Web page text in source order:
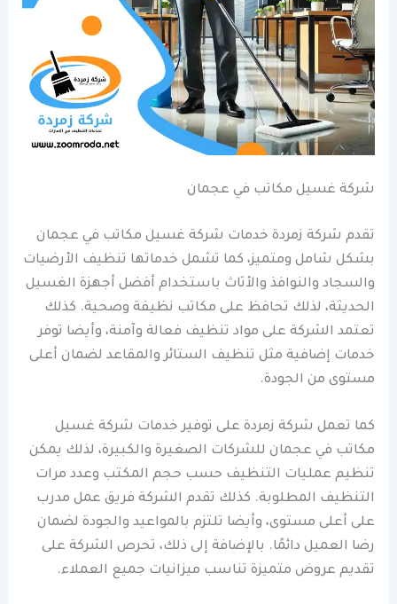
شركة غسيل مكاتب في عجمان
تقدم شركة زمردة خدمات شركة غسيل مكاتب في عجمان
بشكل شامل ومتميز، كما تشمل خدماتها تنظيف الأرضيات
والسجاد والنوافذ والأثاث باستخدام أفضل أجهزة الغسيل
الحديثة، لذلك تحافظ على مكاتب نظيفة وصحية. كذلك
تعتمد الشركة على مواد تنظيف فعالة وآمنة، وأيضا توفر
خدمات إضافية مثل تنظيف الستائر والمقاعد لضمان أعلى
مستوى من الجودة.
كما تعمل شركة زمردة على توفير خدمات شركة غسيل
مكاتب في عجمان للشركات الصغيرة والكبيرة، لذلك يمكن
تنظيم عمليات التنظيف حسب حجم المكتب وعدد مرات
التنظيف المطلوبة. كذلك تقدم الشركة فريق عمل مدرب
على أعلى مستوى، وأيضا تلتزم بالمواعيد والجودة لضمان
رضا العميل دائمًا. بالإضافة إلى ذلك، تحرص الشركة على
تقديم عروض متميزة تناسب ميزانيات جميع العملاء.